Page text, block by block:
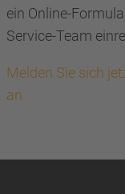
ein Online-
Service-Team
Melden Sie sich
an